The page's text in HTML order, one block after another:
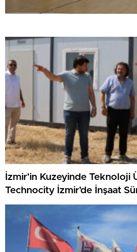
İzmir’in Kuzeyinde Teknoloji
Technocity İzmir’de İnşaat